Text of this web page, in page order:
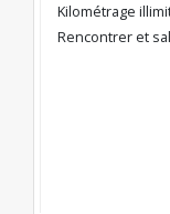
Kilométrage
Rencontrer et